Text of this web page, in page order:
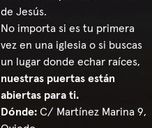
de Jesús.
No importa si es tu primera
vez en una iglesia o si buscas
un lugar donde echar raíces,
nuestras puertas están
abiertas para ti.
Dónde: C/ Martínez Marina 9,